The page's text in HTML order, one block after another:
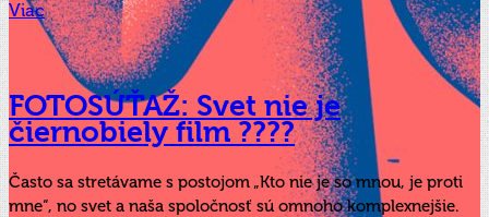
Viac
FOTOSÚŤAŽ: Svet nie je
čiernobiely film ????
Často sa stretávame s postojom „Kto nie je so mnou, je proti
mne“, no svet a naša spoločnosť sú omnoho komplexnejšie.